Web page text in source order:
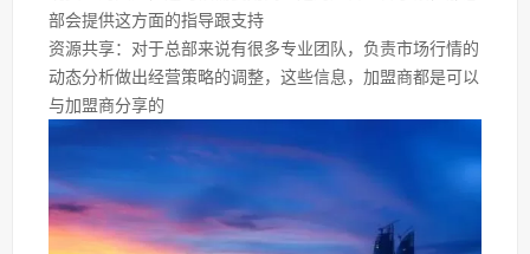
部会提供这方面的指导跟支持
资源共享：对于总部来说有很多专业团队，负责市场行情的
动态分析做出经营策略的调整，这些信息，加盟商都是可以
与加盟商分享的